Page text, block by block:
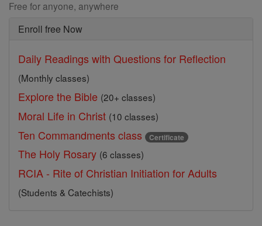
Free for anyone, anywhere
Enroll free Now
Daily Readings with Questions for Reflection
(Monthly classes)
Explore the Bible (20+ classes)
Moral Life in Christ (10 classes)
Ten Commandments class Certificate
The Holy Rosary (6 classes)
RCIA - Rite of Christian Initiation for Adults
(Students & Catechists)